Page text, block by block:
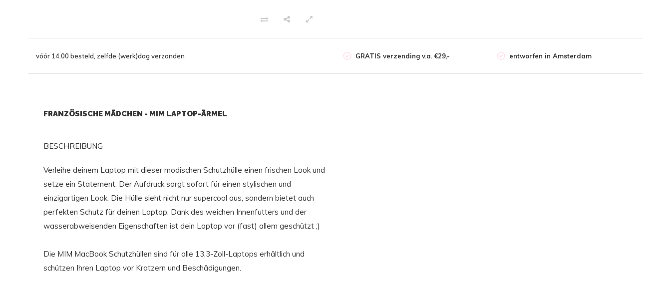
vóór 14.00 besteld, zelfde (werk)dag verzonden GRATIS verzending v.a. €29,- entworfen in Amsterdam
FRANZÖSISCHE MÄDCHEN - MIM LAPTOP-ÄRMEL
BESCHREIBUNG
Verleihe deinem Laptop mit dieser modischen Schutzhülle einen frischen Look und
setze ein Statement. Der Aufdruck sorgt sofort für einen stylischen und
einzigartigen Look. Die Hülle sieht nicht nur supercool aus, sondern bietet auch
perfekten Schutz für deinen Laptop. Dank des weichen Innenfutters und der
wasserabweisenden Eigenschaften ist dein Laptop vor (fast) allem geschützt ;)
Die MIM MacBook Schutzhüllen sind für alle 13,3-Zoll-Laptops erhältlich und
schützen Ihren Laptop vor Kratzern und Beschädigungen.